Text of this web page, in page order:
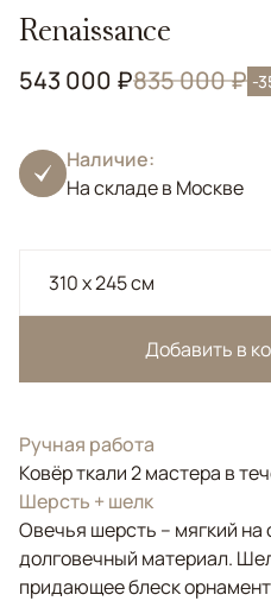
Renaissance
543 000 ₽835 000 ₽ -
Наличие:
На складе в Москве
310 x 245 см
Добавить в
Ручная работа
Ковёр ткали 2 мастера в
Шерсть + шелк
Овечья шерсть – мягкий на
долговечный материал.
придающее блеск